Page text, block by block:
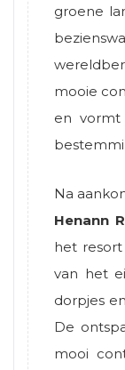
groene
mooie
en vormt
Na
Henann
het
van het
dorpjes
De
mooi